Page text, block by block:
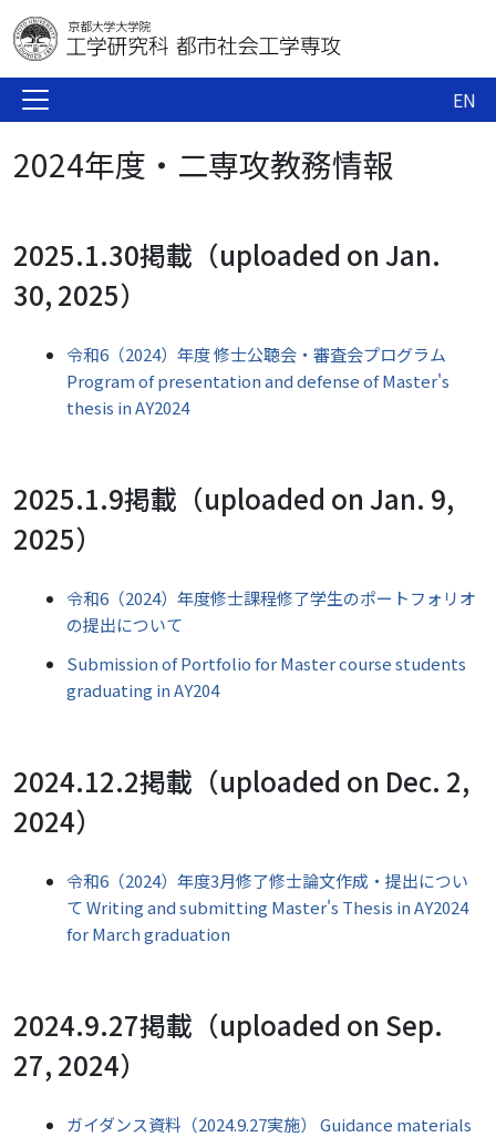
EN
2024年度・二専攻教務情報
2025.1.30掲載（uploaded on Jan.
30, 2025）
令和6（2024）年度 修士公聴会・審査会プログラム
Program of presentation and defense of Master's
thesis in AY2024
2025.1.9掲載（uploaded on Jan. 9,
2025）
令和6（2024）年度修士課程修了学生のポートフォリオ
の提出について
Submission of Portfolio for Master course students
graduating in AY204
2024.12.2掲載（uploaded on Dec. 2,
2024）
令和6（2024）年度3月修了修士論文作成・提出につい
て Writing and submitting Master's Thesis in AY2024
for March graduation
2024.9.27掲載（uploaded on Sep.
27, 2024）
ガイダンス資料（2024.9.27実施） Guidance materials